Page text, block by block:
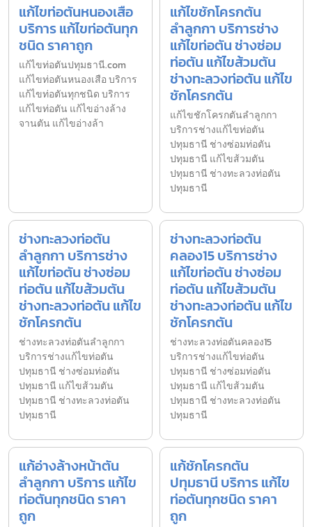
แก้ไขท่อตันหนองเสือ
บริการ แก้ไขท่อตันทุก
ชนิด ราคาถูก
แก้ไขท่อตันปทุมธานี.com
แก้ไขท่อตันหนองเสือ บริการ
แก้ไขท่อตันทุกชนิด บริการ
แก้ไขท่อตัน แก้ไขอ่างล้าง
จานตัน แก้ไขอ่างล้า
แก้ไขชักโครกตัน
ลำลูกกา บริการช่าง
แก้ไขท่อตัน ช่างซ่อม
ท่อตัน แก้ไขส้วมตัน
ช่างทะลวงท่อตัน แก้ไข
ชักโครกตัน
แก้ไขชักโครกตันลำลูกกา
บริการช่างแก้ไขท่อตัน
ปทุมธานี ช่างซ่อมท่อตัน
ปทุมธานี แก้ไขส้วมตัน
ปทุมธานี ช่างทะลวงท่อตัน
ปทุมธานี
ช่างทะลวงท่อตัน
ลำลูกกา บริการช่าง
แก้ไขท่อตัน ช่างซ่อม
ท่อตัน แก้ไขส้วมตัน
ช่างทะลวงท่อตัน แก้ไข
ชักโครกตัน
ช่างทะลวงท่อตันลำลูกกา
บริการช่างแก้ไขท่อตัน
ปทุมธานี ช่างซ่อมท่อตัน
ปทุมธานี แก้ไขส้วมตัน
ปทุมธานี ช่างทะลวงท่อตัน
ปทุมธานี
ช่างทะลวงท่อตัน
คลอง15 บริการช่าง
แก้ไขท่อตัน ช่างซ่อม
ท่อตัน แก้ไขส้วมตัน
ช่างทะลวงท่อตัน แก้ไข
ชักโครกตัน
ช่างทะลวงท่อตันคลอง15
บริการช่างแก้ไขท่อตัน
ปทุมธานี ช่างซ่อมท่อตัน
ปทุมธานี แก้ไขส้วมตัน
ปทุมธานี ช่างทะลวงท่อตัน
ปทุมธานี
แก้อ่างล้างหน้าตัน
ลำลูกกา บริการ แก้ไข
ท่อตันทุกชนิด ราคา
ถูก
แก้ชักโครกตัน
ปทุมธานี บริการ แก้ไข
ท่อตันทุกชนิด ราคา
ถูก